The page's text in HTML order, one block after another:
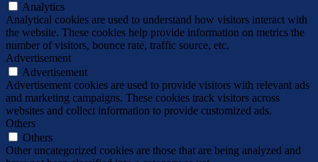
Analytics
Analytical cookies are used to understand how visitors interact with
the website. These cookies help provide information on metrics the
number of visitors, bounce rate, traffic source, etc.
Advertisement
Advertisement
Advertisement cookies are used to provide visitors with relevant ads
and marketing campaigns. These cookies track visitors across
websites and collect information to provide customized ads.
Others
Others
Other uncategorized cookies are those that are being analyzed and